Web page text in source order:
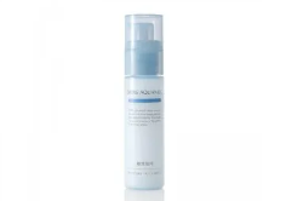
加水分解シルク、スフィンゴ糖脂
質、トコフェロール、グリセリン、
ヒアルロン酸ヒドロキシプロピルト
リモニウム、フェノキシエタノー
ル）*2 髪の乾燥、乾燥によるパサ
振って混ぜると、美容成分がくずれ
防止成分を包み込み、メイクの上に
汗・水・皮脂をはじきながら、美容
成分がうるおいをキープ。Wの機能
さらに保湿成分配合でうるおい感が
続き、エアコンなどによる乾燥も防